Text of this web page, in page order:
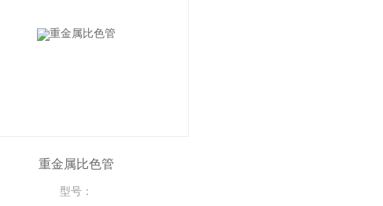
重金属比色管
型号：